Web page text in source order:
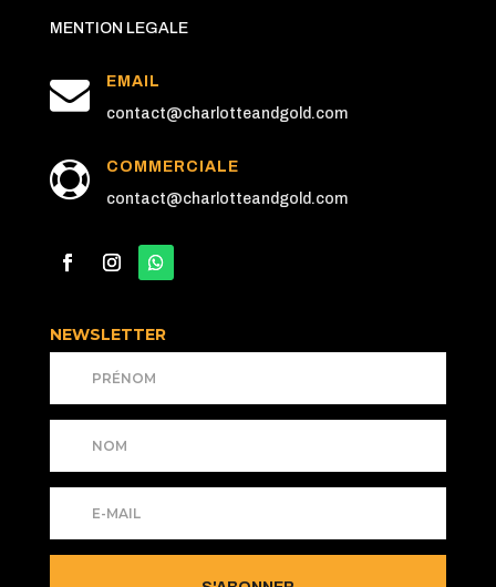
MENTION LEGALE

EMAIL
contact@charlotteandgold.com

COMMERCIALE
contact@charlotteandgold.com
NEWSLETTER